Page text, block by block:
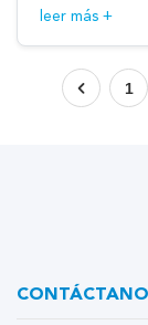
leer más +
1